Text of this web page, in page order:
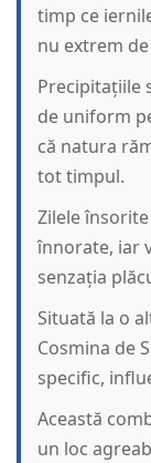
timp ce
nu extrem
Precipitațiile
de uniform
că natura
tot timpul.
Zilele
înnorate, iar
senzația
Situată la o
Cosmina de
specific,
Această
un loc